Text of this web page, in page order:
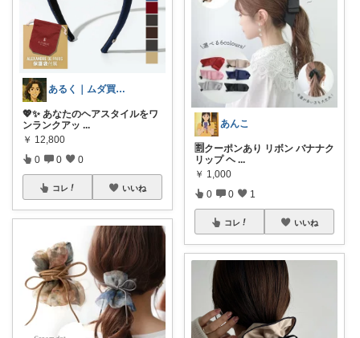
あるく｜ムダ買い減らす人
💖✨ あなたのヘアスタイルをワ
ンランクアッ ...
￥ 12,800
0 0 0
コレ いいね
あんこ
🈹クーポンあり リボン バナナク
リップ ヘ ...
￥ 1,000
0 0 1
コレ いいね